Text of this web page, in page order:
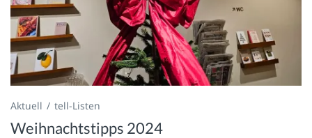
Aktuell tell-Listen
Weihnachtstipps 2024